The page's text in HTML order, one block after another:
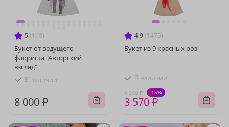
5 (198)
Букет от ведущего
флориста "Авторский
взгляд"
В наличии
8 000 ₽
4.9 (1475)
Букет из 9 красных роз
В наличии
4 200 ₽ -15%
3 570 ₽